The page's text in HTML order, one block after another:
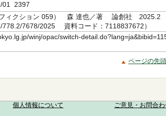
01 2397
フィクション 059） 森 達也／著 論創社 2025.2
7678/2025 資料コード：7118837672）
winj/opac/switch-
ページの先
個人情報について ご意見・お問合